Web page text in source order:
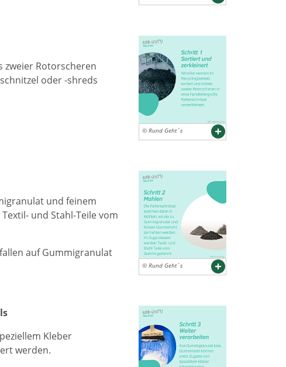
© Rund Geht´s
Rotorscheren
oder -shreds
© Rund Geht´s
und feinem
und Stahl-Teile vom
auf Gummigranulat
Kleber
werden.